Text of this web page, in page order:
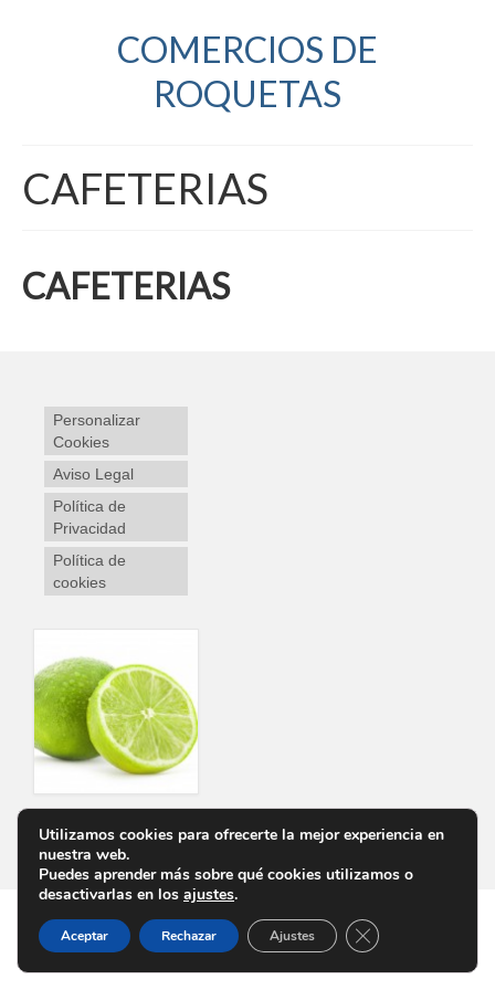
COMERCIOS DE
ROQUETAS
CAFETERIAS
CAFETERIAS
Personalizar
Cookies
Aviso Legal
Política de
Privacidad
Política de
cookies
Personalizar Cookies Aviso Legal Política de Privacidad Política de cookies
Utilizamos cookies para ofrecerte la mejor experiencia en
nuestra web.
Puedes aprender más sobre qué cookies utilizamos o
desactivarlas en los ajustes.
Aceptar Rechazar Ajustes Cerrar el banner